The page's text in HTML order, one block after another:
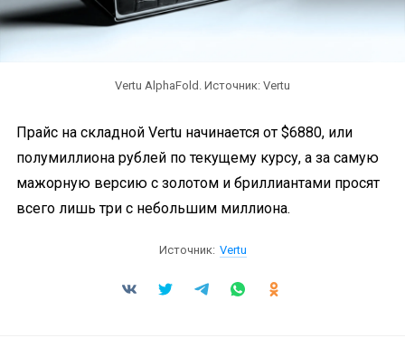
Vertu AlphaFold. Источник: Vertu
Прайс на складной Vertu начинается от $6880, или
полумиллиона рублей по текущему курсу, а за самую
мажорную версию с золотом и бриллиантами просят
всего лишь три с небольшим миллиона.
Источник: Vertu